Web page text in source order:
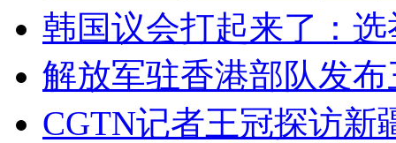
韩国议会打起来了：
解放军驻香港部队发
CGTN记者王冠探访新